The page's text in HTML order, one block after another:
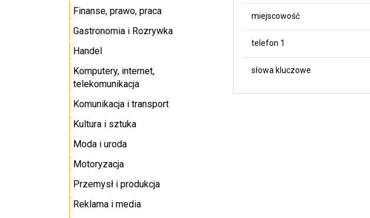
miejscowość
telefon 1
słowa kluczowe
Finanse, prawo, praca
Gastronomia i Rozrywka
Handel
Komputery, internet,
telekomunikacja
Komunikacja i transport
Kultura i sztuka
Moda i uroda
Motoryzacja
Przemysł i produkcja
Reklama i media